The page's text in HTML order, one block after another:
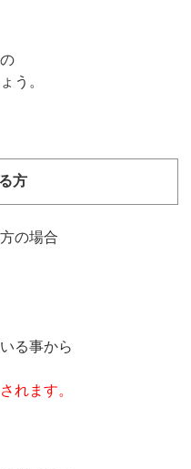
う。
方
の場合
る事から
れます。